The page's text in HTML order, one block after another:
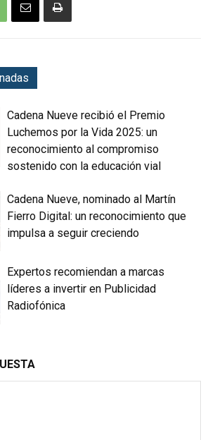
Cadena Nueve recibió el Premio
Luchemos por la Vida 2025: un
reconocimiento al compromiso
sostenido con la educación vial
Cadena Nueve, nominado al Martín
Fierro Digital: un reconocimiento que
impulsa a seguir creciendo
Expertos recomiendan a marcas
líderes a invertir en Publicidad
Radiofónica